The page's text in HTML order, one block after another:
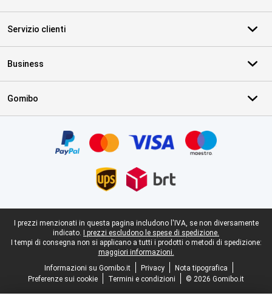
Servizio clienti
Business
Gomibo
Piè di pagina legale
I prezzi menzionati in questa pagina includono l'IVA, se non diversamente
indicato.
I prezzi escludono le spese di spedizione.
I tempi di consegna non si applicano a tutti i prodotti o metodi di spedizione:
maggiori informazioni.
Informazioni su Gomibo.it
Privacy
Nota tipografica
Preferenze sui cookie
Termini e condizioni © 2026 Gomibo.it